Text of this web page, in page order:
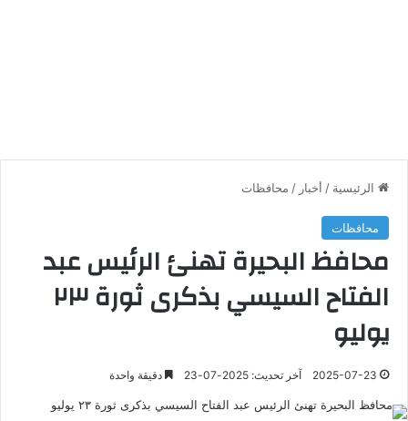
الرئيسية / أخبار / محافظات
محافظات
محافظ البحيرة تهنئ الرئيس عبد
الفتاح السيسي بذكرى ثورة ٢٣
يوليو
2025-07-23 آخر تحديث: 2025-07-23 دقيقة واحدة